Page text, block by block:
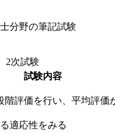
分野の筆記試験
2次試験
試験内容
階評価を行い、平均評価
適応性をみる